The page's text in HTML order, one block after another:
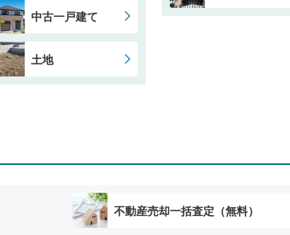
中古一戸建て
土地
不動産売却一括査定（無料）